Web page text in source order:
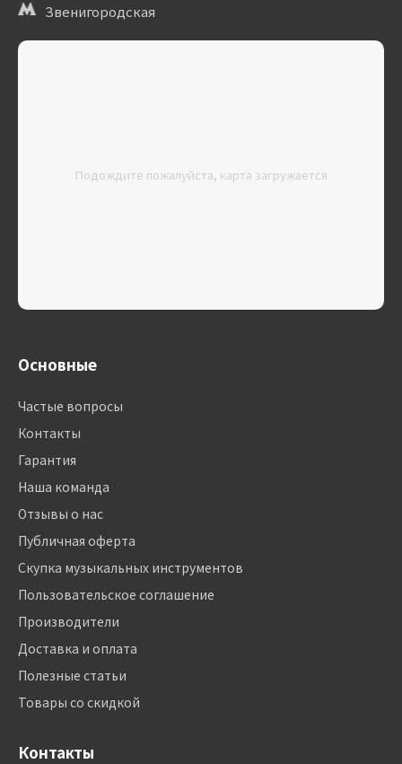
Звенигородская
Подождите пожалуйста, карта загружается
Основные
Частые вопросы
Контакты
Гарантия
Наша команда
Отзывы о нас
Публичная оферта
Скупка музыкальных инструментов
Пользовательское соглашение
Производители
Доставка и оплата
Полезные статьи
Товары со скидкой
Контакты